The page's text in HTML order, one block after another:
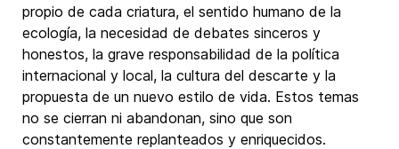
propio de cada criatura, el sentido humano de la
ecología, la necesidad de debates sinceros y
honestos, la grave responsabilidad de la política
internacional y local, la cultura del descarte y la
propuesta de un nuevo estilo de vida. Estos temas
no se cierran ni abandonan, sino que son
constantemente replanteados y enriquecidos.